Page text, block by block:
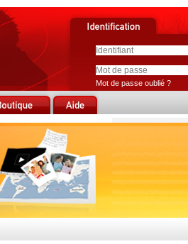
Mot de passe oublié ?